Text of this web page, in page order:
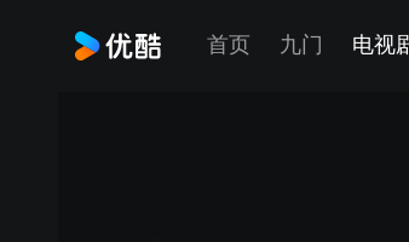
首页 九门 电视